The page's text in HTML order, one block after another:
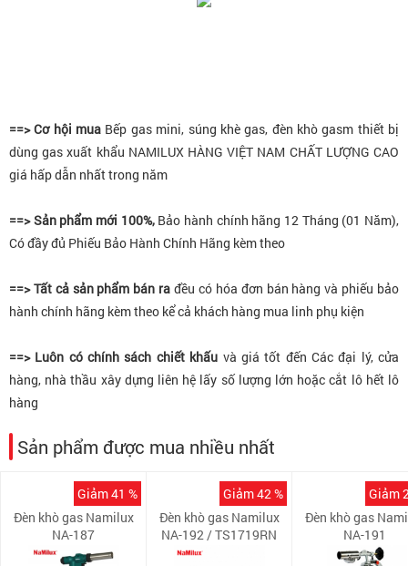
==> Cơ hội mua Bếp gas mini, súng khè gas, đèn khò gasm thiết bị
dùng gas xuất khẩu NAMILUX HÀNG VIỆT NAM CHẤT LƯỢNG CAO
giá hấp dẫn nhất trong năm
==> Sản phẩm mới 100%,Bảo hành chính hãng 12 Tháng (01 Năm),
Có đầy đủ Phiếu Bảo Hành Chính Hãng kèm theo
==> Tất cả sản phẩm bán ra đều có hóa đơn bán hàng và phiếu bảo
hành chính hãng kèm theo kể cả khách hàng mua linh phụ kiện
==> Luôn có chính sách chiết khấu và giá tốt đến Các đại lý, cửa
hàng, nhà thầu xây dựng liên hệ lấy số lượng lớn hoặc cắt lô hết lô
hàng
Sản phẩm được mua nhiều nhất
Giảm 41 %
Đèn khò gas Namilux
NA-187
Giảm 42 %
Đèn khò gas Namilux
NA-192 / TS1719RN
Giảm
Đèn khò gas
NA-191